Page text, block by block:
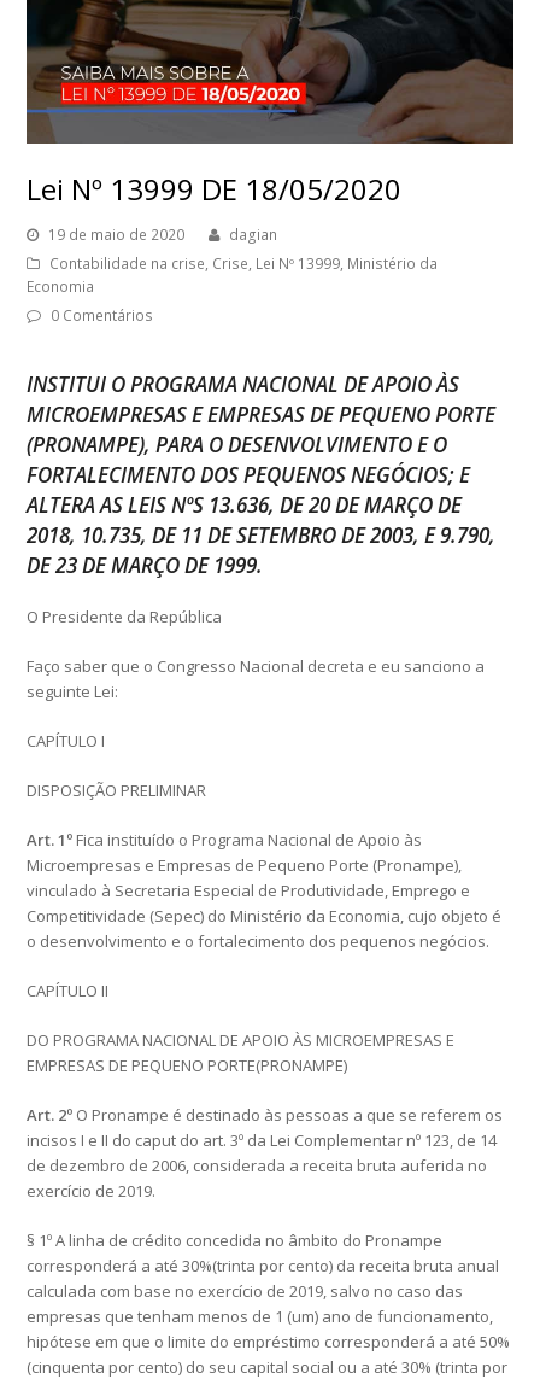
Lei Nº 13999 DE 18/05/2020
19 de maio de 2020
dagian
Contabilidade na crise, Crise, Lei Nº 13999, Ministério da
Economia
0 Comentários
INSTITUI O PROGRAMA NACIONAL DE APOIO ÀS
MICROEMPRESAS E EMPRESAS DE PEQUENO PORTE
(PRONAMPE), PARA O DESENVOLVIMENTO E O
FORTALECIMENTO DOS PEQUENOS NEGÓCIOS; E
ALTERA AS LEIS NºS 13.636, DE 20 DE MARÇO DE
2018, 10.735, DE 11 DE SETEMBRO DE 2003, E 9.790,
DE 23 DE MARÇO DE 1999.
O Presidente da República
Faço saber que o Congresso Nacional decreta e eu sanciono a
seguinte Lei:
CAPÍTULO I
DISPOSIÇÃO PRELIMINAR
Art. 1º Fica instituído o Programa Nacional de Apoio às
Microempresas e Empresas de Pequeno Porte (Pronampe),
vinculado à Secretaria Especial de Produtividade, Emprego e
Competitividade (Sepec) do Ministério da Economia, cujo objeto é
o desenvolvimento e o fortalecimento dos pequenos negócios.
CAPÍTULO II
DO PROGRAMA NACIONAL DE APOIO ÀS MICROEMPRESAS E
EMPRESAS DE PEQUENO PORTE(PRONAMPE)
Art. 2º O Pronampe é destinado às pessoas a que se referem os
incisos I e II do caput do art. 3º da Lei Complementar nº 123, de 14
de dezembro de 2006, considerada a receita bruta auferida no
exercício de 2019.
§ 1º A linha de crédito concedida no âmbito do Pronampe
corresponderá a até 30%(trinta por cento) da receita bruta anual
calculada com base no exercício de 2019, salvo no caso das
empresas que tenham menos de 1 (um) ano de funcionamento,
hipótese em que o limite do empréstimo corresponderá a até 50%
(cinquenta por cento) do seu capital social ou a até 30% (trinta por